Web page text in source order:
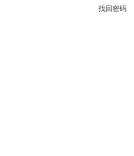
找回密码